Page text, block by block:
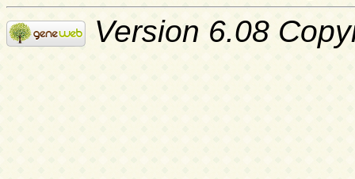
Version 6.08